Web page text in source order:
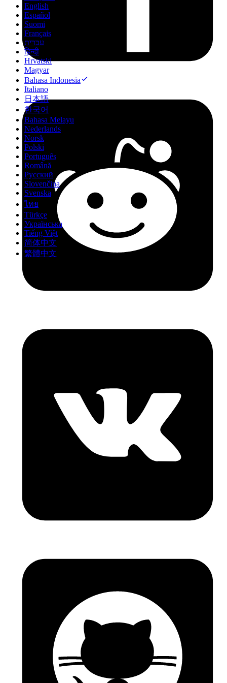
English
Español
Suomi
Français
עברית
हिन्दी
Hrvatski
Magyar
Bahasa Indonesia
Italiano
日本語
한국어
Bahasa Melayu
Nederlands
Norsk
Polski
Português
Română
Русский
Slovenčina
Svenska
ไทย
Türkçe
Українська
Tiếng Việt
简体中文
繁體中文